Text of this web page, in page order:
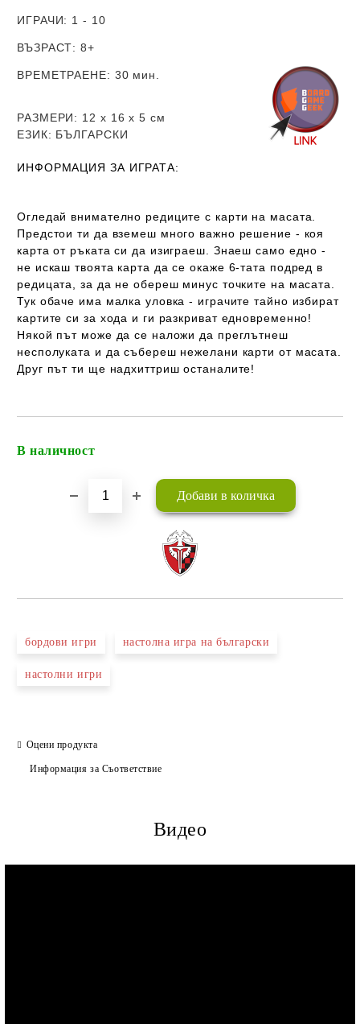
ИГРАЧИ: 1 - 10
ВЪЗРАСТ: 8+
ВРЕМЕТРАЕНЕ: 30 мин.
РАЗМЕРИ: 12 х 16 х 5 см
ЕЗИК: БЪЛГАРСКИ
ИНФОРМАЦИЯ ЗА ИГРАТА:
Огледай внимателно редиците с карти на масата.
Предстои ти да вземеш много важно решение - коя
карта от ръката си да изиграеш. Знаеш само едно -
не искаш твоята карта да се окаже 6-тата подред в
редицата, за да не обереш минус точките на масата.
Тук обаче има малка уловка - играчите тайно избират
картите си за хода и ги разкриват едновременно!
Някой път може да се наложи да преглътнеш
несполуката и да събереш нежелани карти от масата.
Друг път ти ще надхиттриш останалите!
В наличност
бордови игри настолна игра на български
настолни игри
Оцени продукта
Информация за Съответствие
Видео